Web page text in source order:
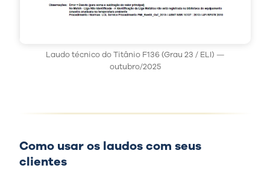
Laudo técnico do Titânio F136 (Grau 23 / ELI) —
outubro/2025
Como usar os laudos com seus
clientes